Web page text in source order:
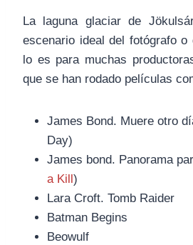
La laguna glaciar de
escenario ideal del fotógrafo
lo es para muchas
que se han rodado películas
James Bond. Muere otro
Day)
James bond. Panorama
a Kill)
Lara Croft. Tomb Raider
Batman Begins
Beowulf